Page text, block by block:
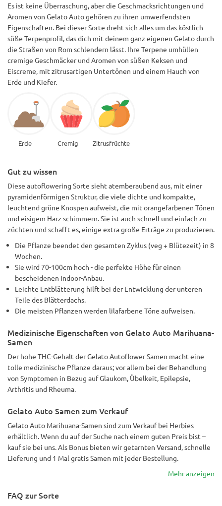
Es ist keine Überraschung, aber die Geschmacksrichtungen und
Aromen von Gelato Auto gehören zu ihren umwerfendsten
Eigenschaften. Bei dieser Sorte dreht sich alles um das köstlich
süße Terpenprofil, das dich mit deinem ganz eigenen Gelato durch
die Straßen von Rom schlendern lässt. Ihre Terpene umhüllen
cremige Geschmäcker und Aromen von süßen Keksen und
Eiscreme, mit zitrusartigen Untertönen und einem Hauch von
Erde und Kiefer.
Erde Cremig Zitrusfrüchte
Gut zu wissen
Diese autoflowering Sorte sieht atemberaubend aus, mit einer
pyramidenförmigen Struktur, die viele dichte und kompakte,
leuchtend grüne Knospen aufweist, die mit orangefarbenen Tönen
und eisigem Harz schimmern. Sie ist auch schnell und einfach zu
züchten und schafft es, einige extra große Erträge zu produzieren.
Die Pflanze beendet den gesamten Zyklus (veg + Blütezeit) in 8
Wochen.
Sie wird 70-100cm hoch - die perfekte Höhe für einen
bescheidenen Indoor-Anbau.
Leichte Entblätterung hilft bei der Entwicklung der unteren
Teile des Blätterdachs.
Die meisten Pflanzen werden lilafarbene Töne aufweisen.
Medizinische Eigenschaften von Gelato Auto Marihuana-
Samen
Der hohe THC-Gehalt der Gelato Autoflower Samen macht eine
tolle medizinische Pflanze daraus; vor allem bei der Behandlung
von Symptomen in Bezug auf Glaukom, Übelkeit, Epilepsie,
Arthritis und Rheuma.
Gelato Auto Samen zum Verkauf
Gelato Auto Marihuana-Samen sind zum Verkauf bei Herbies
erhältlich. Wenn du auf der Suche nach einem guten Preis bist –
kauf sie bei uns. Als Bonus bieten wir getarnten Versand, schnelle
Lieferung und 1 Mal gratis Samen mit jeder Bestellung.
Mehr anzeigen
FAQ zur Sorte